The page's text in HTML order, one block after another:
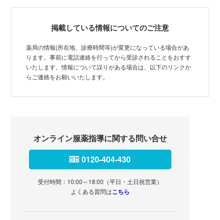
掲載している情報についてのご注意
薬局の情報(所在地、診療時間等)が変更になっている場合があ
ります。事前に電話連絡を行ってから受診されることをおすす
いたします。情報について誤りがある場合は、以下のリンクか
らご連絡をお願いいたします。
オンライン服薬指導に関する問い合せ
0120-404-430
受付時間：10:00～18:00（平日・土日祝営業）
よくある質問はこちら